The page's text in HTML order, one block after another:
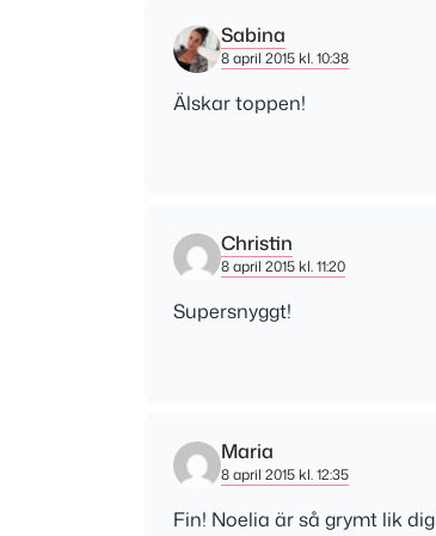
Sabina
8 april 2015 kl. 10:38
Älskar toppen!
Christin
8 april 2015 kl. 11:20
Supersnyggt!
Maria
8 april 2015 kl. 12:35
Fin! Noelia är så grymt lik dig